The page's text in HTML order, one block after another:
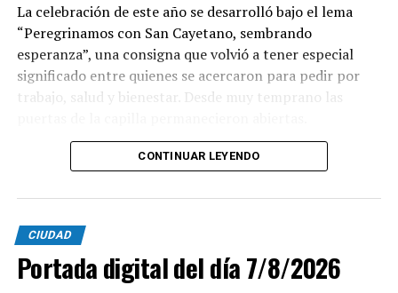
La celebración de este año se desarrolló bajo el lema
“Peregrinamos con San Cayetano, sembrando
esperanza”, una consigna que volvió a tener especial
significado entre quienes se acercaron para pedir por
trabajo, salud y bienestar. Desde muy temprano las
La imagen del santo salió del santuario de Moreno al
las calles del barrio. Grandes, jóvenes y niños y fieles se
sumaron al recorrido con banderas, espigas y distintas
expresiones de fe.
En paralelo, distintos gremios y organizaciones sociales
CONTINUAR LEYENDO
CIUDAD
Portada digital del día 7/8/2026